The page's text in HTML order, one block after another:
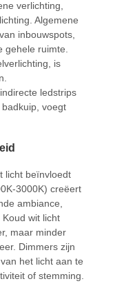
verlichting,
Algemene
inbouwspots,
gehele ruimte.
is
ledstrips
voegt
licht beïnvloedt
3000K) creëert
ambiance,
wit licht
maar minder
Dimmers zijn
het licht aan te
of stemming.